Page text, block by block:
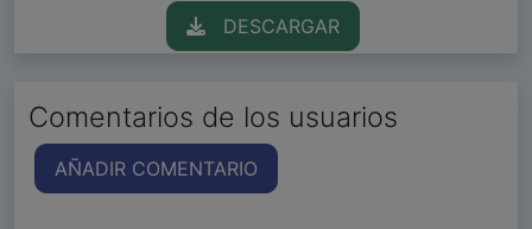
DESCARGAR
Comentarios de los usuarios
AÑADIR COMENTARIO